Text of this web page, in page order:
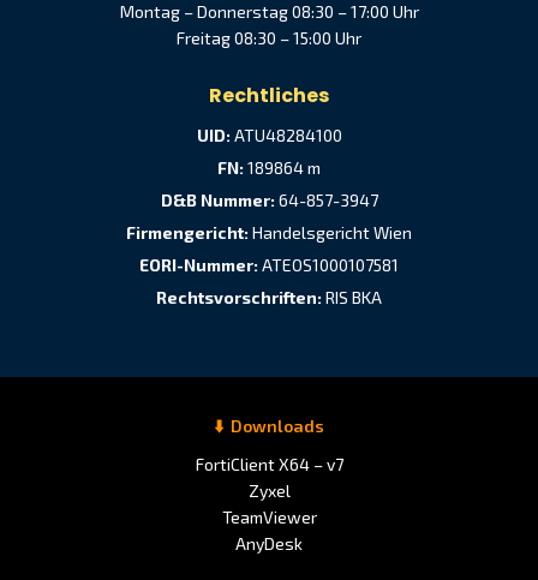
Montag – Donnerstag 08:30 – 17:00 Uhr
Freitag 08:30 – 15:00 Uhr
Rechtliches
UID:ATU48284100
FN:189864 m
D&B Nummer:64-857-3947
Firmengericht:Handelsgericht Wien
EORI-Nummer:ATEOS1000107581
Rechtsvorschriften:RIS BKA
Downloads
FortiClient X64 – v7
Zyxel
TeamViewer
AnyDesk